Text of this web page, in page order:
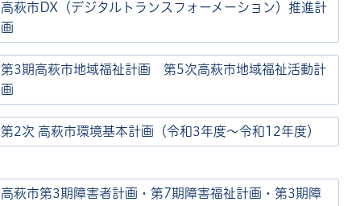
高萩市DX（デジタルトランスフォーメーション）推進計
画
第3期高萩市地域福祉計画 第5次高萩市地域福祉活動計
画
第2次 高萩市環境基本計画（令和3年度～令和12年度）
高萩市第3期障害者計画・第7期障害福祉計画・第3期障